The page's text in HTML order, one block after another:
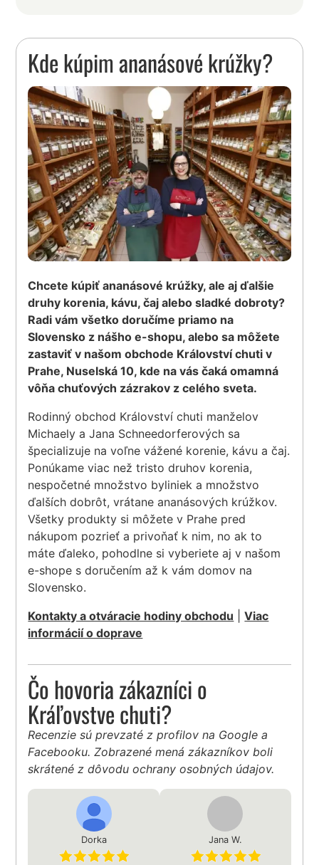
Kde kúpim ananásové krúžky?
Chcete kúpiť ananásové krúžky, ale aj ďalšie
druhy korenia, kávu, čaj alebo sladké dobroty?
Radi vám všetko doručíme priamo na
Slovensko z nášho e-shopu, alebo sa môžete
zastaviť v našom obchode Království chuti v
Prahe, Nuselská 10, kde na vás čaká omamná
vôňa chuťových zázrakov z celého sveta.
Rodinný obchod Království chuti manželov
Michaely a Jana Schneedorferových sa
špecializuje na voľne vážené korenie, kávu a čaj.
Ponúkame viac než tristo druhov korenia,
nespočetné množstvo byliniek a množstvo
ďalších dobrôt, vrátane ananásových krúžkov.
Všetky produkty si môžete v Prahe pred
nákupom pozrieť a privoňať k nim, no ak to
máte ďaleko, pohodlne si vyberiete aj v našom
e-shope s doručením až k vám domov na
Slovensko.
Kontakty a otváracie hodiny obchodu |Viac
informácií o doprave
Čo hovoria zákazníci o
Kráľovstve chuti?
Recenzie sú prevzaté z profilov na Google a
Facebooku. Zobrazené mená zákazníkov boli
skrátené z dôvodu ochrany osobných údajov.
Dorka Jana W.